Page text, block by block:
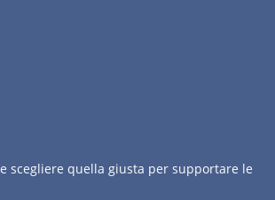
scegliere quella giusta per supportare le